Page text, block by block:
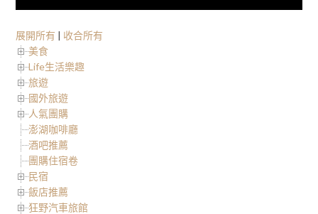
展開所有 | 收合所有
美食
Life生活樂趣
旅遊
國外旅遊
人氣團購
澎湖咖啡廳
酒吧推薦
團購住宿卷
民宿
飯店推薦
狂野汽車旅館